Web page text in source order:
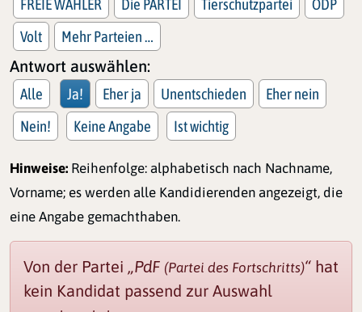
FREIE WÄHLER
Die PARTEI Tierschutzpartei
ÖDP
Volt
Mehr Parteien …
Antwort auswählen:
Alle Ja! Eher ja Unentschieden
Eher nein
Nein!
Keine Angabe Ist wichtig
Hinweise: Reihenfolge: alphabetisch nach Nachname,
Vorname; es werden alle Kandidierenden angezeigt, die
eine Angabe gemachthaben.
Von der Partei „PdF (Partei des Fortschritts)“ hat
kein Kandidat passend zur Auswahl